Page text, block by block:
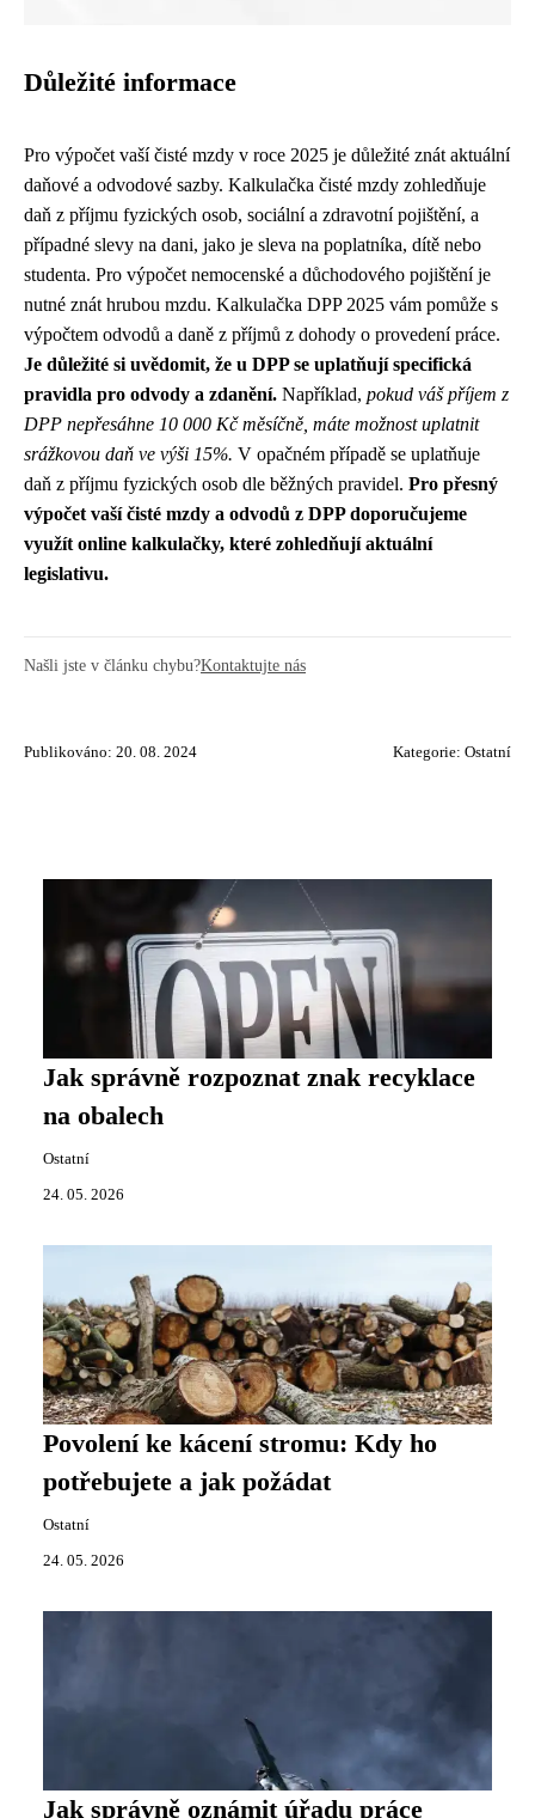
Důležité informace
Pro výpočet vaší čisté mzdy v roce 2025 je důležité znát aktuální
daňové a odvodové sazby. Kalkulačka čisté mzdy zohledňuje
daň z příjmu fyzických osob, sociální a zdravotní pojištění, a
případné slevy na dani, jako je sleva na poplatníka, dítě nebo
studenta. Pro výpočet nemocenské a důchodového pojištění je
nutné znát hrubou mzdu. Kalkulačka DPP 2025 vám pomůže s
výpočtem odvodů a daně z příjmů z dohody o provedení práce.
Je důležité si uvědomit, že u DPP se uplatňují specifická
pravidla pro odvody a zdanění. Například, pokud váš příjem z
DPP nepřesáhne 10 000 Kč měsíčně, máte možnost uplatnit
srážkovou daň ve výši 15%. V opačném případě se uplatňuje
daň z příjmu fyzických osob dle běžných pravidel. Pro přesný
výpočet vaší čisté mzdy a odvodů z DPP doporučujeme
využít online kalkulačky, které zohledňují aktuální
legislativu.
Našli jste v článku chybu?Kontaktujte nás
Publikováno: 20. 08. 2024 Kategorie: Ostatní
Jak správně rozpoznat znak recyklace
na obalech
Ostatní
24. 05. 2026
Povolení ke kácení stromu: Kdy ho
potřebujete a jak požádat
Ostatní
24. 05. 2026
Jak správně oznámit úřadu práce